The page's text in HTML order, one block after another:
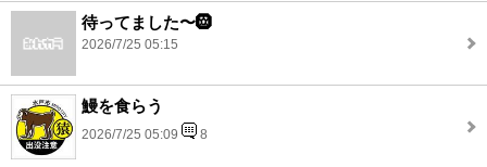
待ってました〜🛞
2026/7/25 05:15
鰻を食らう
2026/7/25 05:09 8